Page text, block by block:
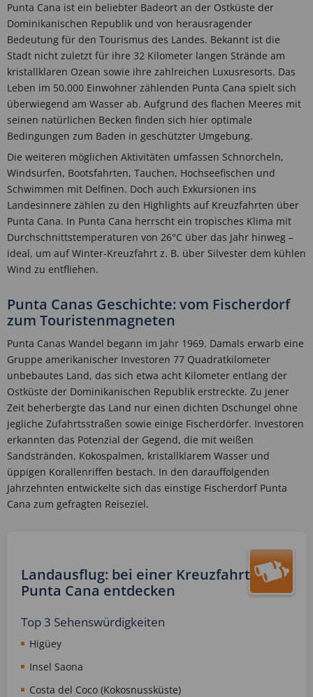
Punta Cana ist ein beliebter Badeort an der Ostküste der
Dominikanischen Republik und von herausragender
Bedeutung für den Tourismus des Landes. Bekannt ist die
Stadt nicht zuletzt für ihre 32 Kilometer langen Strände am
kristallklaren Ozean sowie ihre zahlreichen Luxusresorts. Das
Leben im 50.000 Einwohner zählenden Punta Cana spielt sich
überwiegend am Wasser ab. Aufgrund des flachen Meeres mit
seinen natürlichen Becken finden sich hier optimale
Bedingungen zum Baden in geschützter Umgebung.
Die weiteren möglichen Aktivitäten umfassen Schnorcheln,
Windsurfen, Bootsfahrten, Tauchen, Hochseefischen und
Schwimmen mit Delfinen. Doch auch Exkursionen ins
Landesinnere zählen zu den Highlights auf Kreuzfahrten über
Punta Cana. In Punta Cana herrscht ein tropisches Klima mit
Durchschnittstemperaturen von 26°C über das Jahr hinweg –
ideal, um auf Winter-Kreuzfahrt z. B. über Silvester dem kühlen
Wind zu entfliehen.
Punta Canas Geschichte: vom Fischerdorf
zum Touristenmagneten
Punta Canas Wandel begann im Jahr 1969. Damals erwarb eine
Gruppe amerikanischer Investoren 77 Quadratkilometer
unbebautes Land, das sich etwa acht Kilometer entlang der
Ostküste der Dominikanischen Republik erstreckte. Zu jener
Zeit beherbergte das Land nur einen dichten Dschungel ohne
jegliche Zufahrtsstraßen sowie einige Fischerdörfer. Investoren
erkannten das Potenzial der Gegend, die mit weißen
Sandstränden, Kokospalmen, kristallklarem Wasser und
üppigen Korallenriffen bestach. In den darauffolgenden
Jahrzehnten entwickelte sich das einstige Fischerdorf Punta
Cana zum gefragten Reiseziel.
Landausflug: bei einer Kreuzfahrt
Punta Cana entdecken
Top 3 Sehenswürdigkeiten
Higüey
Insel Saona
Costa del Coco (Kokosnussküste)